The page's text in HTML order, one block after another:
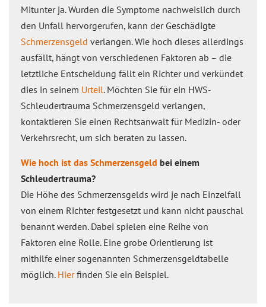
Mitunter ja. Wurden die Symptome nachweislich durch
den Unfall hervorgerufen, kann der Geschädigte
Schmerzensgeld verlangen. Wie hoch dieses allerdings
ausfällt, hängt von verschiedenen Faktoren ab – die
letztliche Entscheidung fällt ein Richter und verkündet
dies in seinem Urteil. Möchten Sie für ein HWS-
Schleudertrauma Schmerzensgeld verlangen,
kontaktieren Sie einen Rechtsanwalt für Medizin- oder
Verkehrsrecht, um sich beraten zu lassen.
Wie hoch ist das Schmerzensgeld bei einem
Schleudertrauma?
Die Höhe des Schmerzensgelds wird je nach Einzelfall
von einem Richter festgesetzt und kann nicht pauschal
benannt werden. Dabei spielen eine Reihe von
Faktoren eine Rolle. Eine grobe Orientierung ist
mithilfe einer sogenannten Schmerzensgeldtabelle
möglich. Hierfinden Sie ein Beispiel.